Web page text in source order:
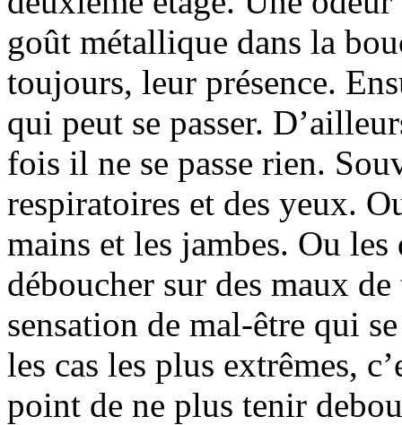
goût métallique dans la
toujours, leur présence.
qui peut se passer.
fois il ne se passe rien.
respiratoires et des yeux.
mains et les jambes. Ou
déboucher sur des maux
sensation de mal-être qui
les cas les plus extrêmes,
point de ne plus tenir